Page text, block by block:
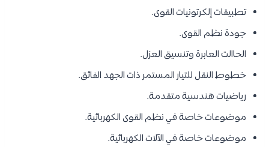
تطبيقات إلكرتونيات القوى.
جودة نظم القوى.
الحاالت العابرة وتنسيق العزل.
خطوط النقل للتيار المستمر ذات الجهد الفائق.
رياضيات هندسية متقدمة.
موضوعات خاصة في نظم القوى الكهربائية.
موضوعات خاصة في الآلات الكهربائية.